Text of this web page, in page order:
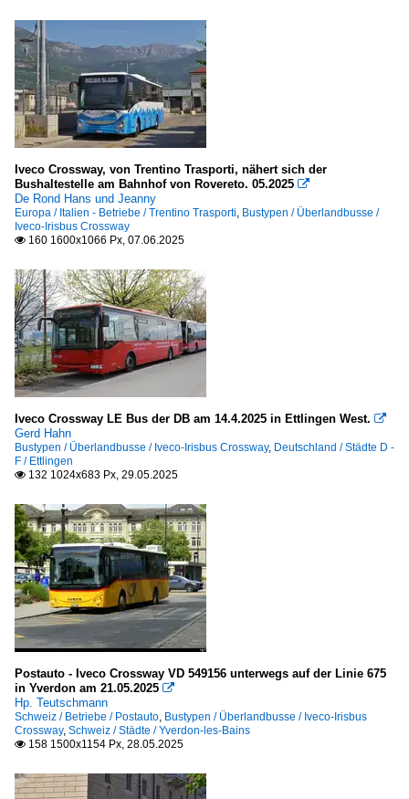
Iveco Crossway, von Trentino Trasporti, nähert sich der
Bushaltestelle am Bahnhof von Rovereto. 05.2025 
De Rond Hans und Jeanny
Europa / Italien - Betriebe / Trentino Trasporti, Bustypen / Überlandbusse /
Iveco-Irisbus Crossway
 160 1600x1066 Px, 07.06.2025
Iveco Crossway LE Bus der DB am 14.4.2025 in Ettlingen West. 
Gerd Hahn
Bustypen / Überlandbusse / Iveco-Irisbus Crossway, Deutschland / Städte D -
F / Ettlingen
 132 1024x683 Px, 29.05.2025
Postauto - Iveco Crossway VD 549156 unterwegs auf der Linie 675
in Yverdon am 21.05.2025 
Hp. Teutschmann
Schweiz / Betriebe / Postauto, Bustypen / Überlandbusse / Iveco-Irisbus
Crossway, Schweiz / Städte / Yverdon-les-Bains
 158 1500x1154 Px, 28.05.2025